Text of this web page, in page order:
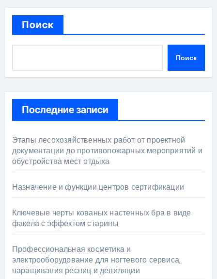
Поиск
Поиск
Последние записи
Этапы лесохозяйственных работ от проектной
документации до противопожарных мероприятий и
обустройства мест отдыха
Назначение и функции центров сертификации
Ключевые черты кованых настенных бра в виде
факела с эффектом старины
Профессиональная косметика и
электрооборудование для ногтевого сервиса,
наращивания ресниц и депиляции